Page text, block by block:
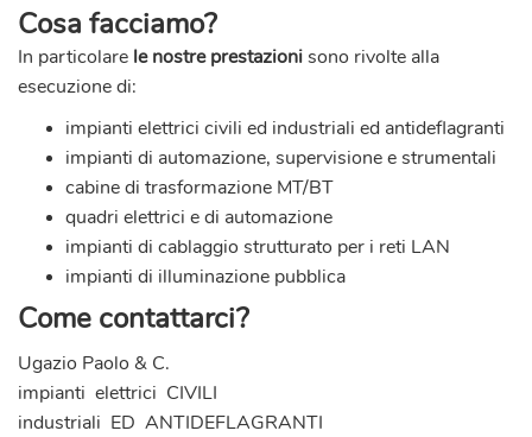
Cosa facciamo?
In particolare le nostre prestazionisono rivolte alla
esecuzione di:
impianti elettrici civili ed industriali ed antideflagranti
impianti di automazione, supervisione e strumentali
cabine di trasformazione MT/BT
quadri elettrici e di automazione
impianti di cablaggio strutturato per i reti LAN
impianti di illuminazione pubblica
Come contattarci?
Ugazio Paolo & C.
impianti elettrici CIVILI
industriali ED ANTIDEFLAGRANTI